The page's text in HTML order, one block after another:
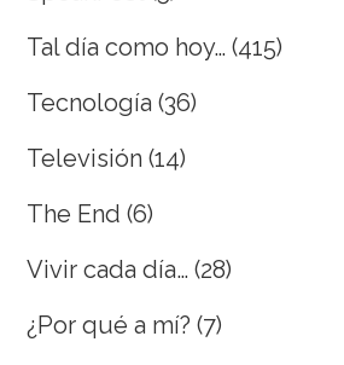
Tal día como hoy… (415)
Tecnología (36)
Televisión (14)
The End (6)
Vivir cada día… (28)
¿Por qué a mí? (7)